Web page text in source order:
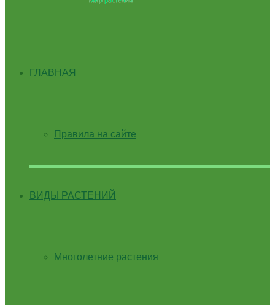
ГЛАВНАЯ
Правила на сайте
ВИДЫ РАСТЕНИЙ
Многолетние растения